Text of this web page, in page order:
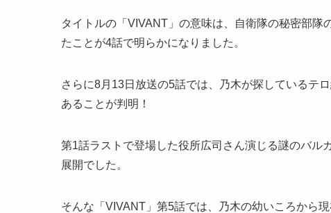
タイトルの「VIVANT」の意味は、自衛隊の秘密部
たことが4話で明らかになりました。
さらに8月13日放送の5話では、乃木が探しているテ
あることが判明！
第1話ラストで登場した役所広司さん演じる謎のバル
展開でした。
そんな「VIVANT」第5話では、乃木の幼いころから